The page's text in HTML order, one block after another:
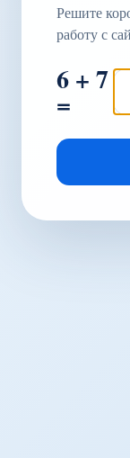
Решите
работу с
6 + 7
=